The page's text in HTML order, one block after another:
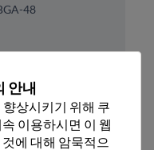
48
안내
상시키기 위해 쿠
이용하시면 이 웹
에 대해 암묵적으